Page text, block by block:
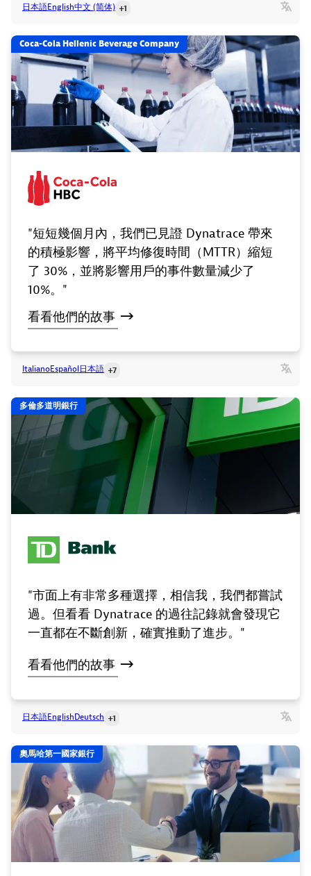
日本語English中文 (简体) +1
Coca-Cola Hellenic Beverage Company
"短短幾個月內，我們已見證 Dynatrace 帶來
的積極影響，將平均修復時間（MTTR）縮短
了 30%，並將影響用戶的事件數量減少了
10%。"
看看他們的故事
ItalianoEspañol日本語 +7
多倫多道明銀行
"市面上有非常多種選擇，相信我，我們都嘗試
過。但看看 Dynatrace 的過往記錄就會發現它
一直都在不斷創新，確實推動了進步。"
看看他們的故事
日本語EnglishDeutsch +1
奧馬哈第一國家銀行